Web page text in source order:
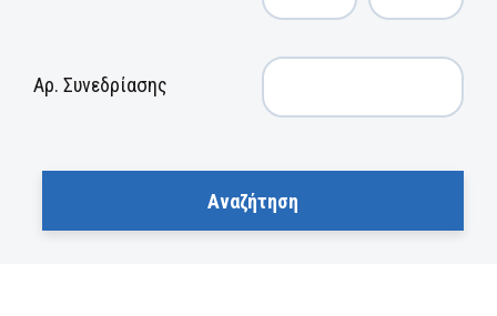
Αρ. Συνεδρίασης